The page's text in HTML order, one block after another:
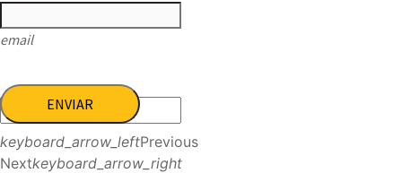
email
ENVIAR
keyboard_arrow_leftPrevious
Nextkeyboard_arrow_right